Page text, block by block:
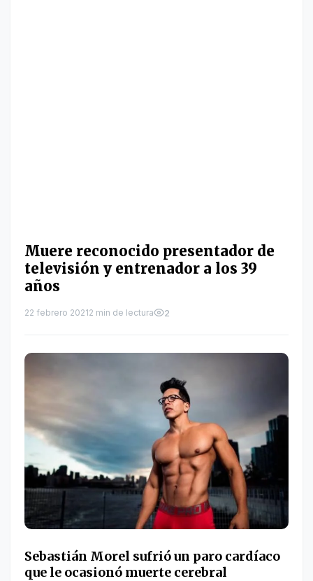
Muere reconocido presentador de
televisión y entrenador a los 39
años
22 febrero 20212 min de lectura 2
Sebastián Morel sufrió un paro cardíaco
que le ocasionó muerte cerebral